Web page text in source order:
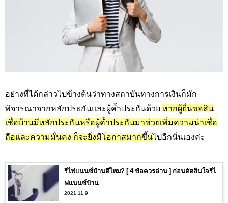
อย่างที่ได้กล่าวไปข้างต้นว่าทางสถาบันทางการเงินก็มัก
พิจารณาจากหลักประกันและผู้ค้ำประกันด้วย หากผู้ยื่นขอสิน
เชื่อบ้านมีหลักประกันหรือผู้ค้ำประกันมาช่วยเพิ่มความน่าเชื่อ
ถือและความมั่นคง ก็จะยิ่งมีโอกาสมากขึ้นไปอีกนั่นเองค่ะ
รีไฟแนนซ์บ้านดีไหม? [ 4 ข้อควรอ่าน ] ก่อนตัดสินใจรีไ
ฟแนนซ์บ้าน
2021.11.9